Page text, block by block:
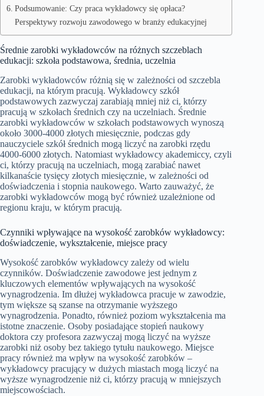
Podsumowanie: Czy praca wykładowcy się opłaca?
Perspektywy rozwoju zawodowego w branży edukacyjnej
Średnie zarobki wykładowców na różnych szczeblach
edukacji: szkoła podstawowa, średnia, uczelnia
Zarobki wykładowców różnią się w zależności od szczebla
edukacji, na którym pracują. Wykładowcy szkół
podstawowych zazwyczaj zarabiają mniej niż ci, którzy
pracują w szkołach średnich czy na uczelniach. Średnie
zarobki wykładowców w szkołach podstawowych wynoszą
około 3000-4000 złotych miesięcznie, podczas gdy
nauczyciele szkół średnich mogą liczyć na zarobki rzędu
4000-6000 złotych. Natomiast wykładowcy akademiccy, czyli
ci, którzy pracują na uczelniach, mogą zarabiać nawet
kilkanaście tysięcy złotych miesięcznie, w zależności od
doświadczenia i stopnia naukowego. Warto zauważyć, że
zarobki wykładowców mogą być również uzależnione od
regionu kraju, w którym pracują.
Czynniki wpływające na wysokość zarobków wykładowcy:
doświadczenie, wykształcenie, miejsce pracy
Wysokość zarobków wykładowcy zależy od wielu
czynników. Doświadczenie zawodowe jest jednym z
kluczowych elementów wpływających na wysokość
wynagrodzenia. Im dłużej wykładowca pracuje w zawodzie,
tym większe są szanse na otrzymanie wyższego
wynagrodzenia. Ponadto, również poziom wykształcenia ma
istotne znaczenie. Osoby posiadające stopień naukowy
doktora czy profesora zazwyczaj mogą liczyć na wyższe
zarobki niż osoby bez takiego tytułu naukowego. Miejsce
pracy również ma wpływ na wysokość zarobków –
wykładowcy pracujący w dużych miastach mogą liczyć na
wyższe wynagrodzenie niż ci, którzy pracują w mniejszych
miejscowościach.